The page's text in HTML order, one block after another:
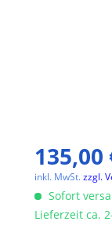
135,00
inkl. MwSt.zzgl.
Sofort
Lieferzeit ca.